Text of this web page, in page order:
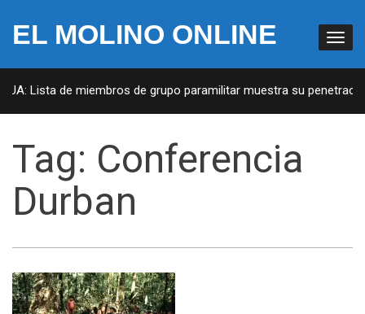
EL MOLINO ONLINE
Lista de miembros de grupo paramilitar muestra su
Tag: Conferencia
Durban